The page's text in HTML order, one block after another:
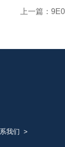
上一篇：
我们 >